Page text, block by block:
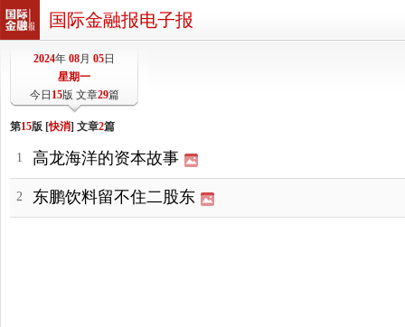
国际金融报电子报
2024年 08月 05日
星期一
今日 15版 文章29篇
第15版 [快消] 文章2篇
1 高龙海洋的资本故事
2 东鹏饮料留不住二股东